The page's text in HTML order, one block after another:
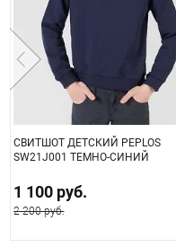
СВИТШОТ ДЕТСКИЙ PEPLOS
SW21J001 ТЕМНО-СИНИЙ
1 100 руб.
2 200 руб.